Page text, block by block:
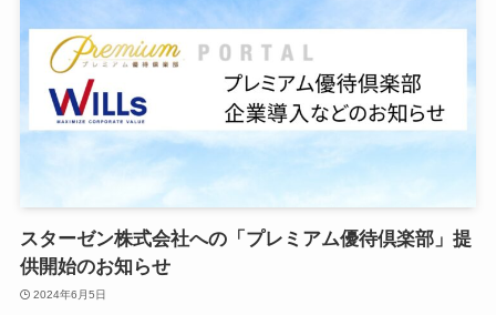
スターゼン株式会社への「プレミアム優待倶楽部」提
供開始のお知らせ
2024年6月5日